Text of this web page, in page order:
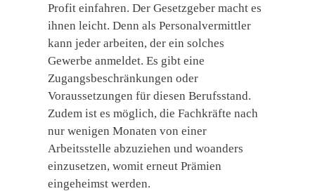
Profit einfahren. Der Gesetzgeber macht es
ihnen leicht. Denn als Personalvermittler
kann jeder arbeiten, der ein solches
Gewerbe anmeldet. Es gibt eine
Zugangsbeschränkungen oder
Voraussetzungen für diesen Berufsstand.
Zudem ist es möglich, die Fachkräfte nach
nur wenigen Monaten von einer
Arbeitsstelle abzuziehen und woanders
einzusetzen, womit erneut Prämien
eingeheimst werden.